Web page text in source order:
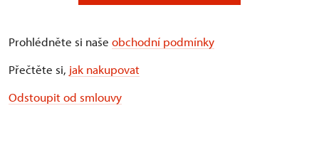
Prohlédněte si naše obchodní podmínky
Přečtěte si, jak nakupovat
Odstoupit od smlouvy